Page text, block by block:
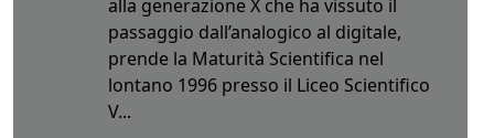
alla generazione X che ha vissuto il
passaggio dall’analogico al digitale,
prende la Maturità Scientifica nel
lontano 1996 presso il Liceo Scientifico
V...